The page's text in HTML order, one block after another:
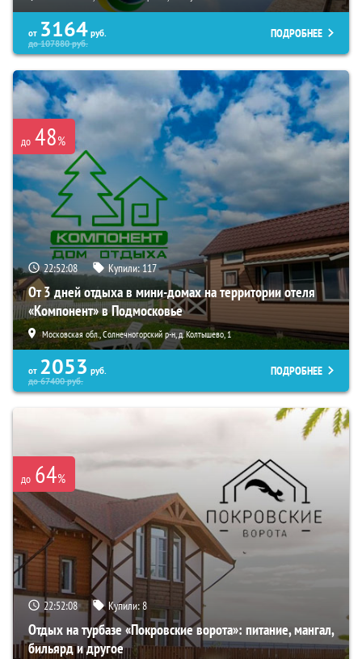
от 3164 руб.
до107880руб.
ПОДРОБНЕЕ
до 48%
22:52:06 Купили: 117
От 3 дней отдыха в мини-домах на территории отеля
«Компонент» в Подмосковье
Московская обл., Солнечногорский р-н, д. Колтышево, 1
от 2053 руб.
до67400руб.
ПОДРОБНЕЕ
до 64%
22:52:06 Купили:8
Отдых на турбазе «Покровские ворота»: питание, мангал,
бильярд и другое